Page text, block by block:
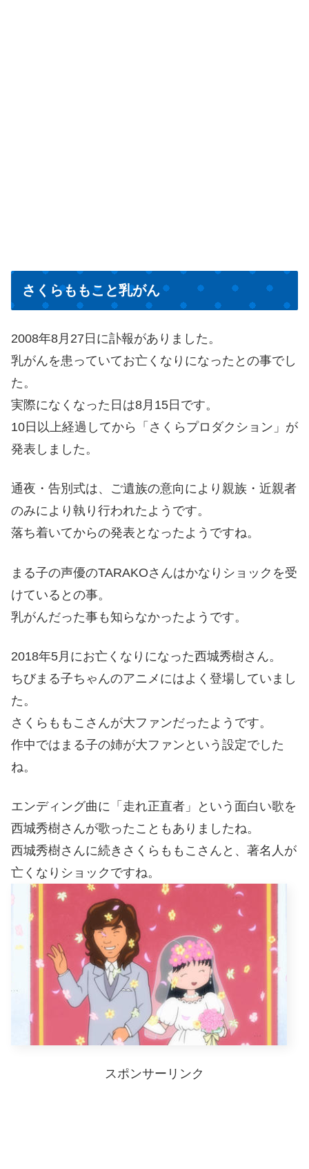
さくらももこと乳がん
2008年8月27日に訃報がありました。
乳がんを患っていてお亡くなりになったとの事でし
た。
実際になくなった日は8月15日です。
10日以上経過してから「さくらプロダクション」が
発表しました。
通夜・告別式は、ご遺族の意向により親族・近親者
のみにより執り行われたようです。
落ち着いてからの発表となったようですね。
まる子の声優のTARAKOさんはかなりショックを受
けているとの事。
乳がんだった事も知らなかったようです。
2018年5月にお亡くなりになった西城秀樹さん。
ちびまる子ちゃんのアニメにはよく登場していまし
た。
さくらももこさんが大ファンだったようです。
作中ではまる子の姉が大ファンという設定でした
ね。
エンディング曲に「走れ正直者」という面白い歌を
西城秀樹さんが歌ったこともありましたね。
西城秀樹さんに続きさくらももこさんと、著名人が
亡くなりショックですね。
スポンサーリンク